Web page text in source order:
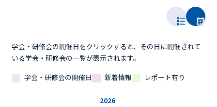
学会・研修会の開催日をクリックすると、その日に開催されて
いる学会・研修会の一覧が表示されます。
学会・研修会の開催日
新着情報 レポート有り
2026